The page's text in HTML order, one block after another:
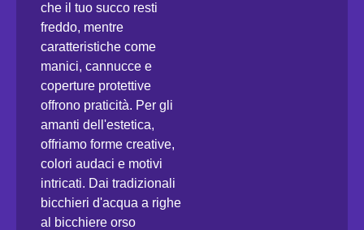
che il tuo succo resti
freddo, mentre
caratteristiche come
manici, cannucce e
coperture protettive
offrono praticità. Per gli
amanti dell'estetica,
offriamo forme creative,
colori audaci e motivi
intricati. Dai tradizionali
bicchieri d'acqua a righe
al bicchiere orso